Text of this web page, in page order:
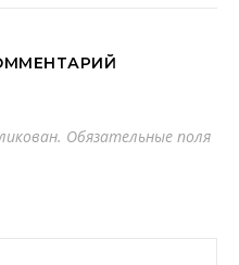
Обязательные поля